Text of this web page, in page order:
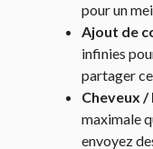
pour un
Ajout de
infinies
partager
Cheveux /
maximale
envoyez